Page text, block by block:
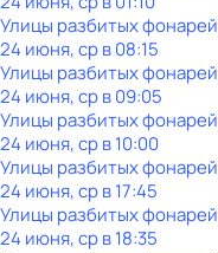
Улицы разбитых фонарей
24 июня, ср в 08:15
Улицы разбитых фонарей
24 июня, ср в 09:05
Улицы разбитых фонарей
24 июня, ср в 10:00
Улицы разбитых фонарей
24 июня, ср в 17:45
Улицы разбитых фонарей
24 июня, ср в 18:35